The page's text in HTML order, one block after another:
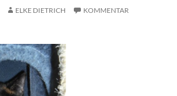
ELKE DIETRICH
KOMMENTAR